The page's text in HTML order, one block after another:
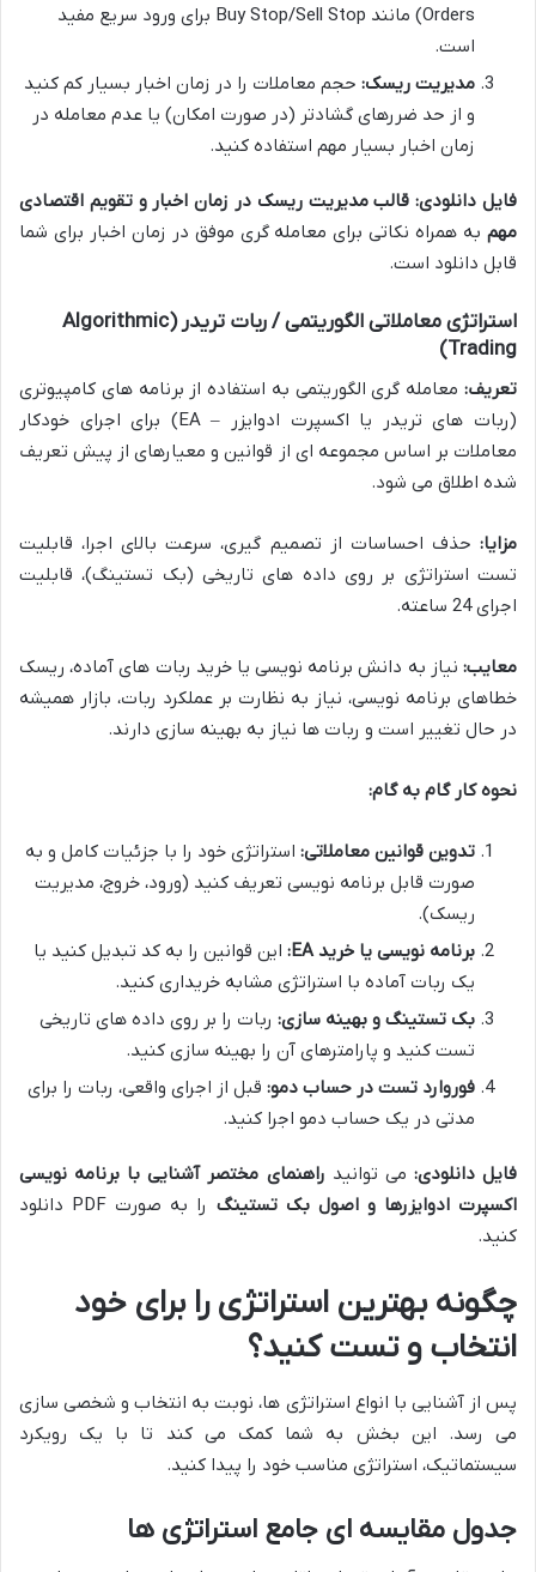
Orders) مانند Buy Stop/Sell Stop برای ورود سریع مفید
است.
مدیریت ریسک: حجم معاملات را در زمان اخبار بسیار کم کنید
و از حد ضررهای گشادتر (در صورت امکان) یا عدم معامله در
زمان اخبار بسیار مهم استفاده کنید.
فایل دانلودی: قالب مدیریت ریسک در زمان اخبار و تقویم اقتصادی
مهم به همراه نکاتی برای معامله گری موفق در زمان اخبار برای شما
قابل دانلود است.
استراتژی معاملاتی الگوریتمی / ربات تریدر (Algorithmic
Trading)
تعریف: معامله گری الگوریتمی به استفاده از برنامه های کامپیوتری
(ربات های تریدر یا اکسپرت ادوایزر – EA) برای اجرای خودکار
معاملات بر اساس مجموعه ای از قوانین و معیارهای از پیش تعریف
شده اطلاق می شود.
مزایا: حذف احساسات از تصمیم گیری، سرعت بالای اجرا، قابلیت
تست استراتژی بر روی داده های تاریخی (بک تستینگ)، قابلیت
اجرای 24 ساعته.
معایب: نیاز به دانش برنامه نویسی یا خرید ربات های آماده، ریسک
خطاهای برنامه نویسی، نیاز به نظارت بر عملکرد ربات، بازار همیشه
در حال تغییر است و ربات ها نیاز به بهینه سازی دارند.
نحوه کار گام به گام:
تدوین قوانین معاملاتی: استراتژی خود را با جزئیات کامل و به
صورت قابل برنامه نویسی تعریف کنید (ورود، خروج، مدیریت
ریسک).
برنامه نویسی یا خرید EA:
این قوانین را به کد تبدیل کنید یا
یک ربات آماده با استراتژی مشابه خریداری کنید.
بک تستینگ و بهینه سازی: ربات را بر روی داده های تاریخی
تست کنید و پارامترهای آن را بهینه سازی کنید.
فوروارد تست در حساب دمو: قبل از اجرای واقعی، ربات را برای
مدتی در یک حساب دمو اجرا کنید.
فایل دانلودی: می توانید راهنمای مختصر آشنایی با برنامه نویسی
اکسپرت ادوایزرها و اصول بک تستینگ
را به صورت PDF دانلود
کنید.
چگونه بهترین استراتژی را برای خود
انتخاب و تست کنید؟
پس از آشنایی با انواع استراتژی ها، نوبت به انتخاب و شخصی سازی
می رسد. این بخش به شما کمک می کند تا با یک رویکرد
سیستماتیک، استراتژی مناسب خود را پیدا کنید.
جدول مقایسه ای جامع استراتژی ها